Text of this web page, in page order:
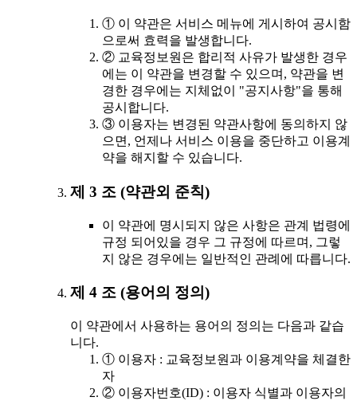
① 이 약관은 서비스 메뉴에 게시하여 공시함
으로써 효력을 발생합니다.
② 교육정보원은 합리적 사유가 발생한 경우
에는 이 약관을 변경할 수 있으며, 약관을 변
경한 경우에는 지체없이 "공지사항"을 통해
공시합니다.
③ 이용자는 변경된 약관사항에 동의하지 않
으면, 언제나 서비스 이용을 중단하고 이용계
약을 해지할 수 있습니다.
제 3 조 (약관외 준칙)
이 약관에 명시되지 않은 사항은 관계 법령에
규정 되어있을 경우 그 규정에 따르며, 그렇
지 않은 경우에는 일반적인 관례에 따릅니다.
제 4 조 (용어의 정의)
이 약관에서 사용하는 용어의 정의는 다음과 같습
니다.
① 이용자 : 교육정보원과 이용계약을 체결한
자
② 이용자번호(ID) : 이용자 식별과 이용자의